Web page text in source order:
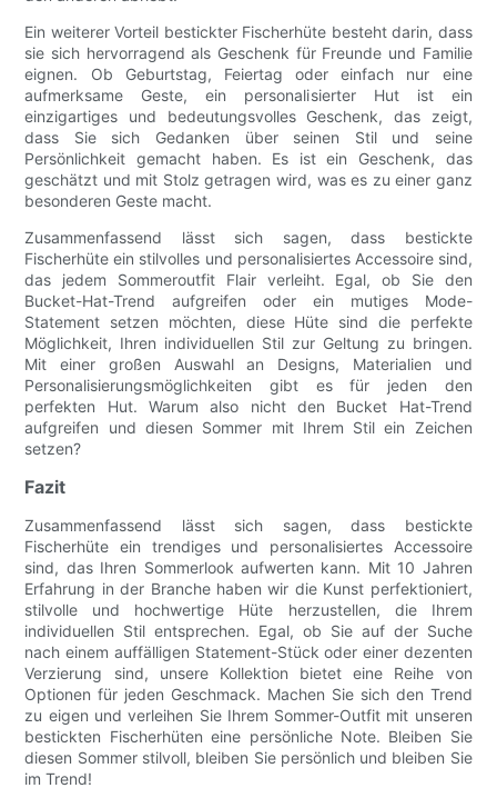
Ein weiterer Vorteil bestickter Fischerhüte besteht darin, dass
sie sich hervorragend als Geschenk für Freunde und Familie
eignen. Ob Geburtstag, Feiertag oder einfach nur eine
aufmerksame Geste, ein personalisierter Hut ist ein
einzigartiges und bedeutungsvolles Geschenk, das zeigt,
dass Sie sich Gedanken über seinen Stil und seine
Persönlichkeit gemacht haben. Es ist ein Geschenk, das
geschätzt und mit Stolz getragen wird, was es zu einer ganz
besonderen Geste macht.
Zusammenfassend lässt sich sagen, dass bestickte
Fischerhüte ein stilvolles und personalisiertes Accessoire sind,
das jedem Sommeroutfit Flair verleiht. Egal, ob Sie den
Bucket-Hat-Trend aufgreifen oder ein mutiges Mode-
Statement setzen möchten, diese Hüte sind die perfekte
Möglichkeit, Ihren individuellen Stil zur Geltung zu bringen.
Mit einer großen Auswahl an Designs, Materialien und
Personalisierungsmöglichkeiten gibt es für jeden den
perfekten Hut. Warum also nicht den Bucket Hat-Trend
aufgreifen und diesen Sommer mit Ihrem Stil ein Zeichen
setzen?
Fazit
Zusammenfassend lässt sich sagen, dass bestickte
Fischerhüte ein trendiges und personalisiertes Accessoire
sind, das Ihren Sommerlook aufwerten kann. Mit 10 Jahren
Erfahrung in der Branche haben wir die Kunst perfektioniert,
stilvolle und hochwertige Hüte herzustellen, die Ihrem
individuellen Stil entsprechen. Egal, ob Sie auf der Suche
nach einem auffälligen Statement-Stück oder einer dezenten
Verzierung sind, unsere Kollektion bietet eine Reihe von
Optionen für jeden Geschmack. Machen Sie sich den Trend
zu eigen und verleihen Sie Ihrem Sommer-Outfit mit unseren
bestickten Fischerhüten eine persönliche Note. Bleiben Sie
diesen Sommer stilvoll, bleiben Sie persönlich und bleiben Sie
im Trend!